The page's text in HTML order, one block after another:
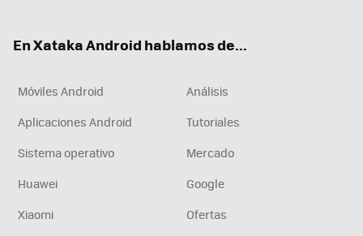
En Xataka Android hablamos de...
Móviles Android
Análisis
Aplicaciones Android
Tutoriales
Sistema operativo
Mercado
Huawei
Google
Xiaomi
Ofertas